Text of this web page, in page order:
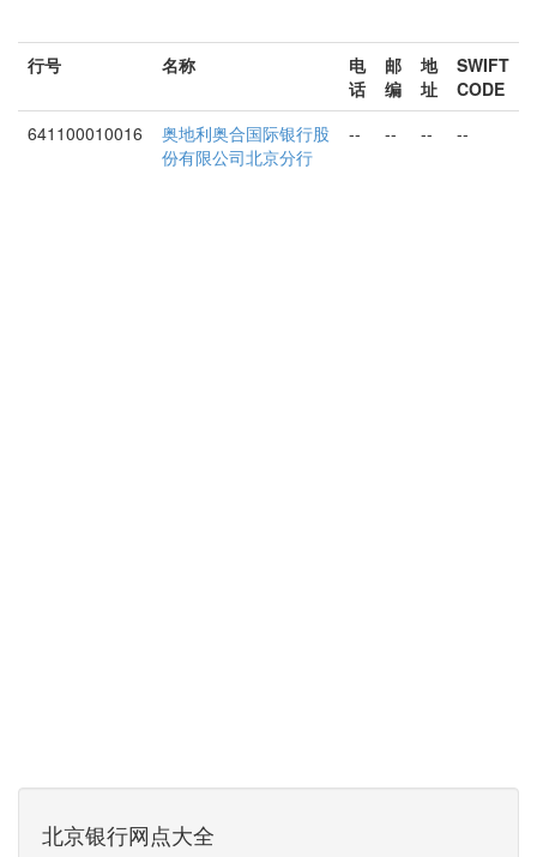
行号 名称
电
话
邮
编
地
址
SWIFT
CODE
641100010016
奥地利奥合国际银行股
份有限公司北京分行
-- -- -- --
北京银行网点大全